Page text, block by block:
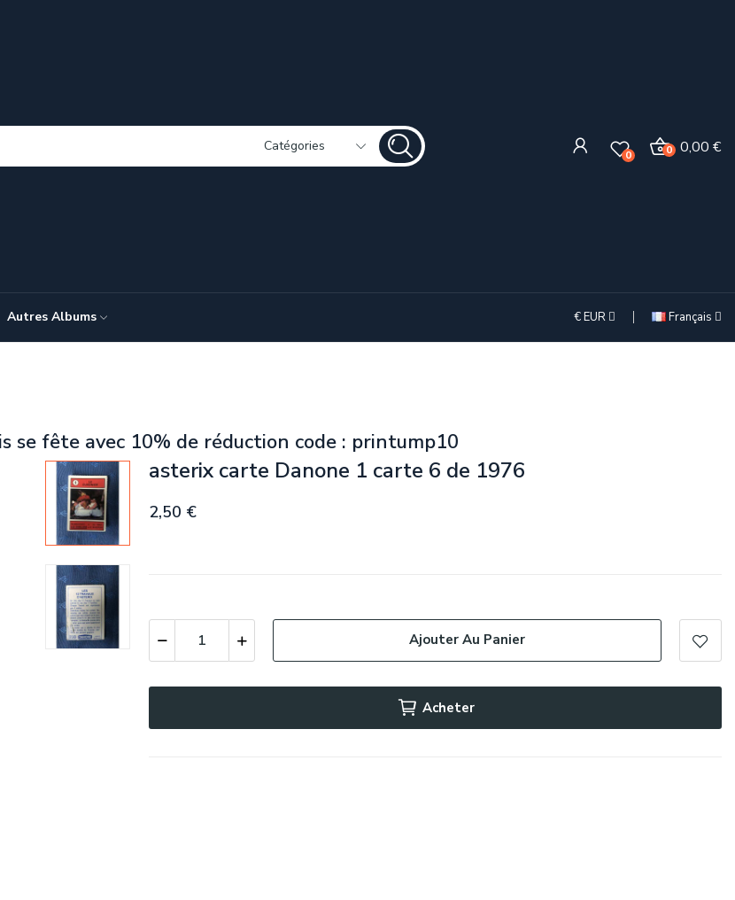
Catégories
0 0,00 €
0
Autres Albums €EUR Français
se fête avec 10% de réduction code : printump10
asterix carte Danone 1 carte 6 de 1976
2,50 €
Ajouter Au Panier
Acheter